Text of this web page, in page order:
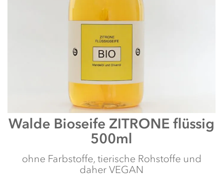
Zum
Anfang
springen
Walde Bioseife ZITRONE flüssig
500ml
ohne Farbstoffe, tierische Rohstoffe und
daher VEGAN